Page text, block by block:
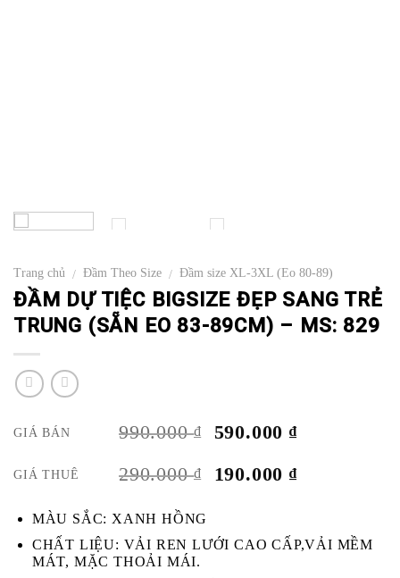
Trang chủ / Đầm Theo Size / Đầm size XL-3XL (Eo 80-89)
ĐẦM DỰ TIỆC BIGSIZE ĐẸP SANG TRẺ
TRUNG (SẴN EO 83-89CM) – MS: 829
GIÁ BÁN 990.000₫
GIÁ
LÀ:
990.000 ₫.
590.000 ₫GIÁ
TẠI
LÀ:
GIÁ THUÊ 290.000₫
GIÁ
290.000 ₫.
190.000 ₫GIÁ
190.000 ₫.
MÀU SẮC: XANH HỒNG
CHẤT LIỆU: VẢI REN LƯỚI CAO CẤP,VẢI MỀM
MÁT, MẶC THOẢI MÁI.